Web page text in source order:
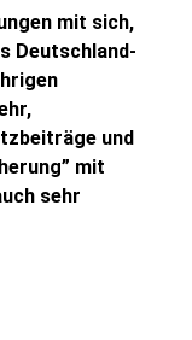
mit sich,
Deutschland-
und
mit
sehr